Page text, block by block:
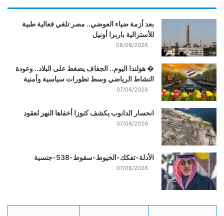
بعد أزمة ضياء العوضي.. مصر تلغي فعالية طبية
للأسترالية باربرا أونيل
08/08/2026
� هولندا اليوم.. الجفاف يضغط على البلاد.. وعودة
النشاط الرياضي وسط تطورات سياسية وأمنية
07/08/2026
انحسار الدانوب يكشف كنوزا أخفاها النهر لعقود
07/08/2026
الأدلة-تفكك-الخيوط-سقوط-538-جنسية
07/08/2026